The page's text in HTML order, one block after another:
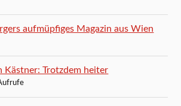
aufmüpfiges Magazin aus Wien
Kästner: Trotzdem heiter